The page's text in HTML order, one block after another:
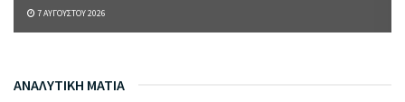
7 ΑΥΓΟΎΣΤΟΥ 2026
ΑΝΑΛΥΤΙΚΗ ΜΑΤΙΑ